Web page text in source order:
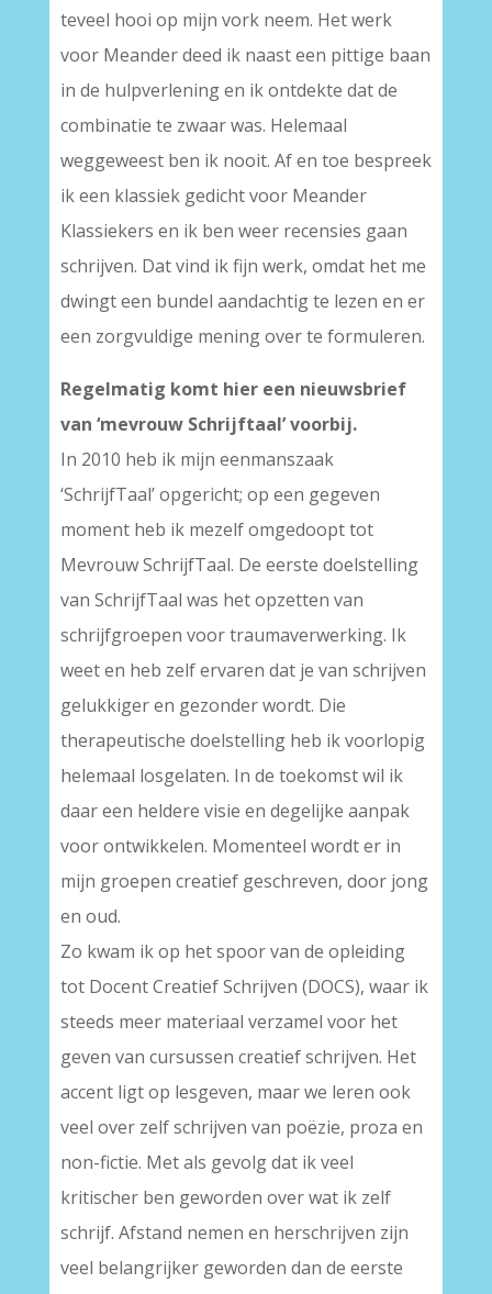
teveel hooi op mijn vork neem. Het werk
voor Meander deed ik naast een pittige baan
in de hulpverlening en ik ontdekte dat de
combinatie te zwaar was. Helemaal
weggeweest ben ik nooit. Af en toe bespreek
ik een klassiek gedicht voor Meander
Klassiekers en ik ben weer recensies gaan
schrijven. Dat vind ik fijn werk, omdat het me
dwingt een bundel aandachtig te lezen en er
een zorgvuldige mening over te formuleren.
Regelmatig komt hier een nieuwsbrief
van ‘mevrouw Schrijftaal’ voorbij.
In 2010 heb ik mijn eenmanszaak
‘SchrijfTaal’ opgericht; op een gegeven
moment heb ik mezelf omgedoopt tot
Mevrouw SchrijfTaal. De eerste doelstelling
van SchrijfTaal was het opzetten van
schrijfgroepen voor traumaverwerking. Ik
weet en heb zelf ervaren dat je van schrijven
gelukkiger en gezonder wordt. Die
therapeutische doelstelling heb ik voorlopig
helemaal losgelaten. In de toekomst wil ik
daar een heldere visie en degelijke aanpak
voor ontwikkelen. Momenteel wordt er in
mijn groepen creatief geschreven, door jong
en oud.
Zo kwam ik op het spoor van de opleiding
tot Docent Creatief Schrijven (DOCS), waar ik
steeds meer materiaal verzamel voor het
geven van cursussen creatief schrijven. Het
accent ligt op lesgeven, maar we leren ook
veel over zelf schrijven van poëzie, proza en
non-fictie. Met als gevolg dat ik veel
kritischer ben geworden over wat ik zelf
schrijf. Afstand nemen en herschrijven zijn
veel belangrijker geworden dan de eerste